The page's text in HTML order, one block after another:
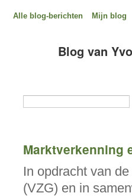
Alle blog-berichten Mijn blog
Blog van
Marktverkenning
In opdracht van
(VZG) en in